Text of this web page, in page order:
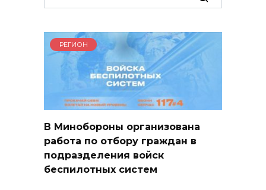
for:
РЕГИОН
В Минобороны организована
работа по отбору граждан в
подразделения войск
беспилотных систем